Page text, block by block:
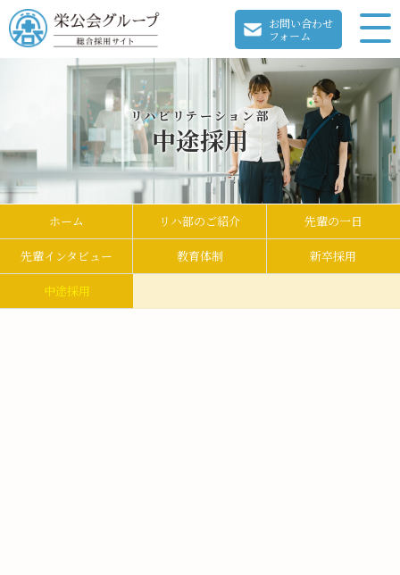
お問い合わせ
フォーム
リハビリテーション部
中途採用
ホーム リハ部のご紹介 先輩の一日
先輩インタビュー 教育体制 新卒採用
中途採用